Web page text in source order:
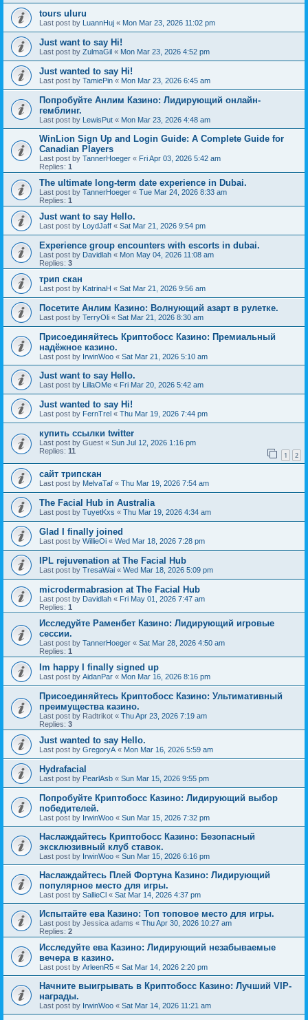
tours uluru
Last post by LuannHuj « Mon Mar 23, 2026 11:02 pm
Just want to say Hi!
Last post by ZulmaGil « Mon Mar 23, 2026 4:52 pm
Just wanted to say Hi!
Last post by TamiePin « Mon Mar 23, 2026 6:45 am
Попробуйте Анлим Казино: Лидирующий онлайн-
гемблинг.
Last post by LewisPut « Mon Mar 23, 2026 4:48 am
WinLion Sign Up and Login Guide: A Complete Guide for
Canadian Players
Last post by TannerHoeger « Fri Apr 03, 2026 5:42 am
Replies: 1
The ultimate long-term date experience in Dubai.
Last post by TannerHoeger « Tue Mar 24, 2026 8:33 am
Replies: 1
Just want to say Hello.
Last post by LoydJaff « Sat Mar 21, 2026 9:54 pm
Experience group encounters with escorts in dubai.
Last post by Davidlah « Mon May 04, 2026 11:08 am
Replies: 3
трип скан
Last post by KatrinaH « Sat Mar 21, 2026 9:56 am
Посетите Анлим Казино: Волнующий азарт в рулетке.
Last post by TerryOli « Sat Mar 21, 2026 8:30 am
Присоединяйтесь Криптобосс Казино: Премиальный
надёжное казино.
Last post by IrwinWoo « Sat Mar 21, 2026 5:10 am
Just want to say Hello.
Last post by LillaOMe « Fri Mar 20, 2026 5:42 am
Just wanted to say Hi!
Last post by FernTrel « Thu Mar 19, 2026 7:44 pm
купить ссылки twitter
Last post by Guest « Sun Jul 12, 2026 1:16 pm
Replies: 11 1 2
сайт трипскан
Last post by MelvaTaf « Thu Mar 19, 2026 7:54 am
The Facial Hub in Australia
Last post by TuyetKxs « Thu Mar 19, 2026 4:34 am
Glad I finally joined
Last post by WillieOi « Wed Mar 18, 2026 7:28 pm
IPL rejuvenation at The Facial Hub
Last post by TresaWai « Wed Mar 18, 2026 5:09 pm
microdermabrasion at The Facial Hub
Last post by Davidlah « Fri May 01, 2026 7:47 am
Replies: 1
Исследуйте Раменбет Казино: Лидирующий игровые
сессии.
Last post by TannerHoeger « Sat Mar 28, 2026 4:50 am
Replies: 1
Im happy I finally signed up
Last post by AidanPar « Mon Mar 16, 2026 8:16 pm
Присоединяйтесь Криптобосс Казино: Ультимативный
преимущества казино.
Last post by Radtrikot « Thu Apr 23, 2026 7:19 am
Replies: 3
Just wanted to say Hello.
Last post by GregoryA « Mon Mar 16, 2026 5:59 am
Hydrafacial
Last post by PearlAsb « Sun Mar 15, 2026 9:55 pm
Попробуйте Криптобосс Казино: Лидирующий выбор
победителей.
Last post by IrwinWoo « Sun Mar 15, 2026 7:32 pm
Наслаждайтесь Криптобосс Казино: Безопасный
эксклюзивный клуб ставок.
Last post by IrwinWoo « Sun Mar 15, 2026 6:16 pm
Наслаждайтесь Плей Фортуна Казино: Лидирующий
популярное место для игры.
Last post by SallieCl « Sat Mar 14, 2026 4:37 pm
Испытайте ева Казино: Топ топовое место для игры.
Last post by Jessica adams « Thu Apr 30, 2026 10:27 am
Replies: 2
Исследуйте ева Казино: Лидирующий незабываемые
вечера в казино.
Last post by ArleenR5 « Sat Mar 14, 2026 2:20 pm
Начните выигрывать в Криптобосс Казино: Лучший VIP-
награды.
Last post by IrwinWoo « Sat Mar 14, 2026 11:21 am